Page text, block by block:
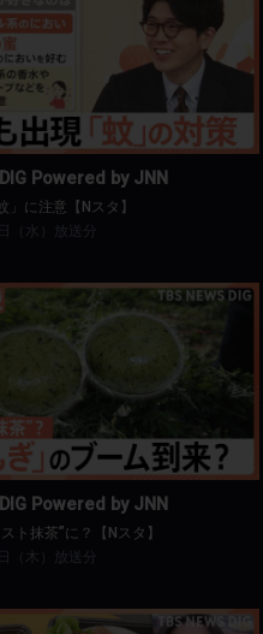
NEWS DIG Powered by JNN
も出現「蚊」に注意【Nスタ】
Powered by JNN
」に注意【Nスタ】
（水）放送分
NEWS DIG Powered by JNN
が“ネクスト抹茶”に？【Nスタ】
Powered by JNN
ト抹茶”に？【Nスタ】
（木）放送分